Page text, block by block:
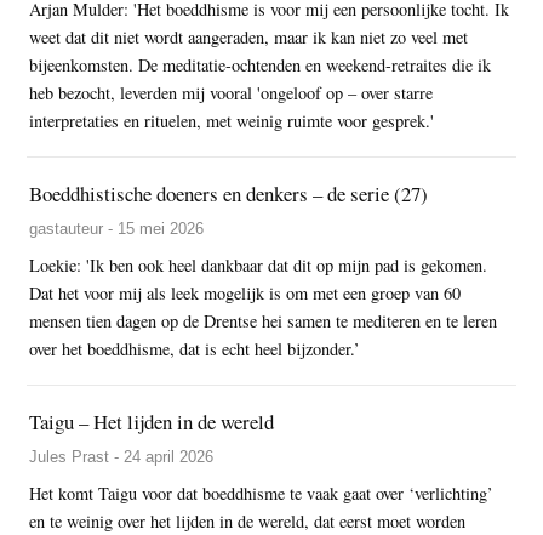
Arjan Mulder: 'Het boeddhisme is voor mij een persoonlijke tocht. Ik
weet dat dit niet wordt aangeraden, maar ik kan niet zo veel met
bijeenkomsten. De meditatie-ochtenden en weekend-retraites die ik
heb bezocht, leverden mij vooral 'ongeloof op – over starre
interpretaties en rituelen, met weinig ruimte voor gesprek.'
Boeddhistische doeners en denkers – de serie (27)
gastauteur - 15 mei 2026
Loekie: 'Ik ben ook heel dankbaar dat dit op mijn pad is gekomen.
Dat het voor mij als leek mogelijk is om met een groep van 60
mensen tien dagen op de Drentse hei samen te mediteren en te leren
over het boeddhisme, dat is echt heel bijzonder.’
Taigu – Het lijden in de wereld
Jules Prast - 24 april 2026
Het komt Taigu voor dat boeddhisme te vaak gaat over ‘verlichting’
en te weinig over het lijden in de wereld, dat eerst moet worden